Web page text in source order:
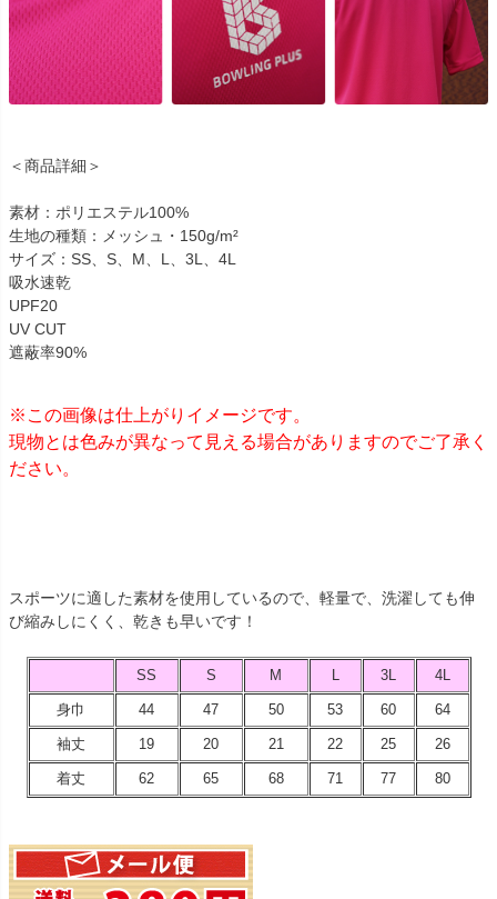
＜商品詳細＞
素材：ポリエステル100%
生地の種類：メッシュ・150g/m²
サイズ：SS、S、M、L、3L、4L
吸水速乾
UPF20
UV CUT
遮蔽率90%
※この画像は仕上がりイメージです。
現物とは色みが異なって見える場合がありますのでご了承く
ださい。
スポーツに適した素材を使用しているので、軽量で、洗濯しても伸
び縮みしにくく、乾きも早いです！
SS S M L 3L 4L
身巾 44 47 50 53 60 64
袖丈 19 20 21 22 25 26
着丈 62 65 68 71 77 80